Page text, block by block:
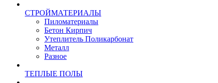
СТРОЙМАТЕРИАЛЫ
Пиломатериалы
Бетон Кирпич
Утеплитель Поликарбонат
Металл
Разное
ТЕПЛЫЕ ПОЛЫ